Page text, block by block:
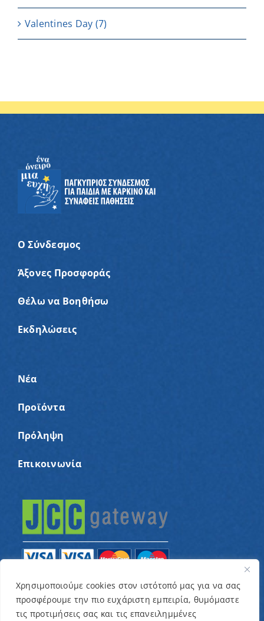
Χρησιμοποιούμε cookies στον ιστότοπό μας για να σας
προσφέρουμε την πιο ευχάριστη εμπειρία, θυμόμαστε
τις προτιμήσεις σας και τις επανειλημμένες
Valentines Day (7)
Ο Σύνδεσμος
Άξονες Προσφοράς
Θέλω να Βοηθήσω
Εκδηλώσεις
Νέα
Προϊόντα
Πρόληψη
Επικοινωνία
© Copyright 2022 – Παγκύπριος Σύνδεσμος για